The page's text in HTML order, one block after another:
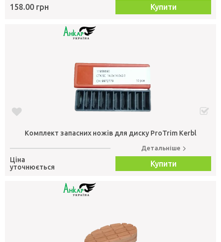
158.00 грн Купити
Комплект запасних ножів для диску ProTrim Kerbl
Ціна
уточнюється
Детальніше
Купити